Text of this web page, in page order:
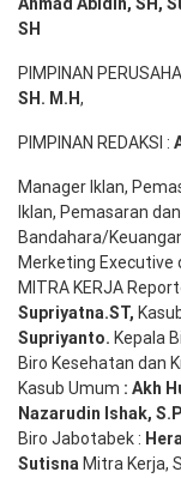
SH
PIMPINAN
SH . M.H,
PIMPINAN REDAKSI :
Manager Iklan,
Iklan, Pemasaran
Bandahara/
Merketing Executive
MITRA KERJA
Supriyatna.ST,
Supriyanto. Kepala
Biro Kesehatan dan
Kasub Umum : Akh
Nazarudin Ishak,
Biro Jabotabek :
Sutisna Mitra Kerja,